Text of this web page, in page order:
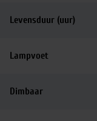
Levensduur (uur)
Lampvoet
Dimbaar